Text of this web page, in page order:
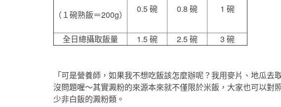
（１碗熟飯＝200g）
0.5 碗 0.8 碗 1 碗
全日總攝取飯量 1.5 碗 2.5 碗 3 碗
「可是營養師，如果我不想吃飯該怎麼辦呢？我用麥片、地瓜去
沒問題喔～其實澱粉的來源本來就不僅限於米飯，大家也可以對
少非白飯的澱粉類。